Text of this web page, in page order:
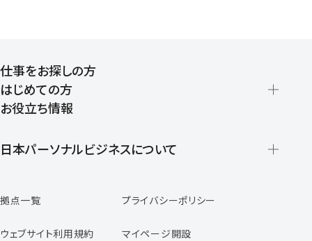
仕事をお探しの方
はじめての方
登録から就業開始までの流れ
お役立ち情報
日本パーソナルビジネスについて
スタッフの声
専任コンサルタントの声
拠点一覧 プライバシーポリシー
ウェブサイト利用規約 マイページ開設